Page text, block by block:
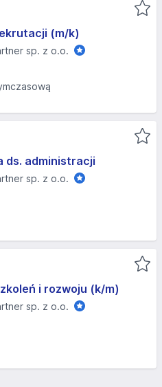
(m/k)
sp. z o.o.
ds. administracji
sp. z o.o.
i rozwoju (k/m)
sp. z o.o.